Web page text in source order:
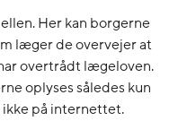
Her kan borgerne
læger de overvejer at
overtrådt lægeloven.
oplyses således kun
på internettet.